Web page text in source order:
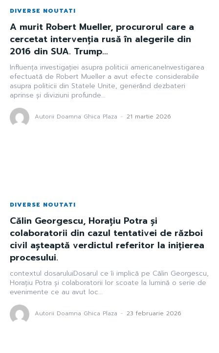
DIVERSE NOUTATI
A murit Robert Mueller, procurorul care a
cercetat intervenția rusă în alegerile din
2016 din SUA. Trump…
Influența investigației asupra politicii americaneInvestigarea
efectuată de Robert Mueller a avut efecte considerabile
asupra politicii din Statele Unite, generând dezbateri
aprinse și diviziuni profunde...
Autorii Doamna Ghica Plaza - 21 martie 2026
DIVERSE NOUTATI
Călin Georgescu, Horațiu Potra și
colaboratorii din cazul tentativei de război
civil așteaptă verdictul referitor la inițierea
procesului.
contextul dosaruluiDosarul ce îi implică pe Călin Georgescu,
Horațiu Potra și colaboratorii lor scoate la lumină o serie de
evenimente ce au avut loc...
Autorii Doamna Ghica Plaza - 23 februarie 2026